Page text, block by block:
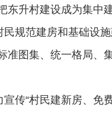
升村建设成为集中
规范建房和基础设
准图集、统一格局、
传“村民建新房、免